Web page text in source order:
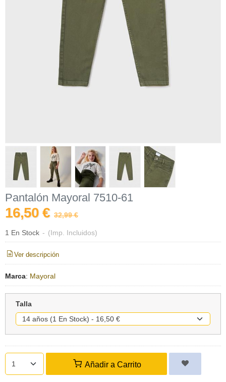
Pantalón Mayoral 7510-61
16,50 € 32,99 €
1 En Stock - (Imp. Incluidos)
Ver descripción
Marca: Mayoral
Talla
Añadir a Carrito